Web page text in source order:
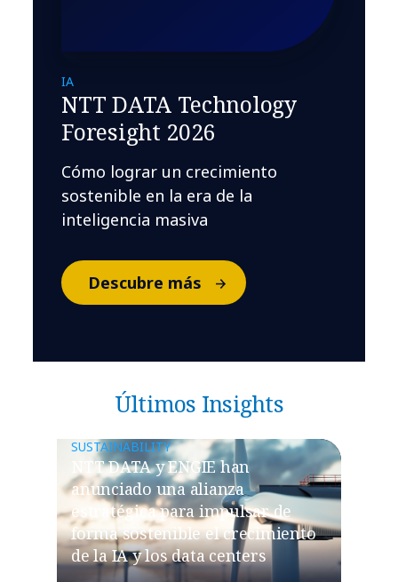
IA
NTT DATA Technology
Foresight 2026
Cómo lograr un crecimiento
sostenible en la era de la
inteligencia masiva
Descubre más
Últimos Insights
SUSTAINABILITY
NTT DATA y ENGIE han
anunciado una alianza
estratégica para impulsar de
forma sostenible el crecimiento
de la IA y los data centers